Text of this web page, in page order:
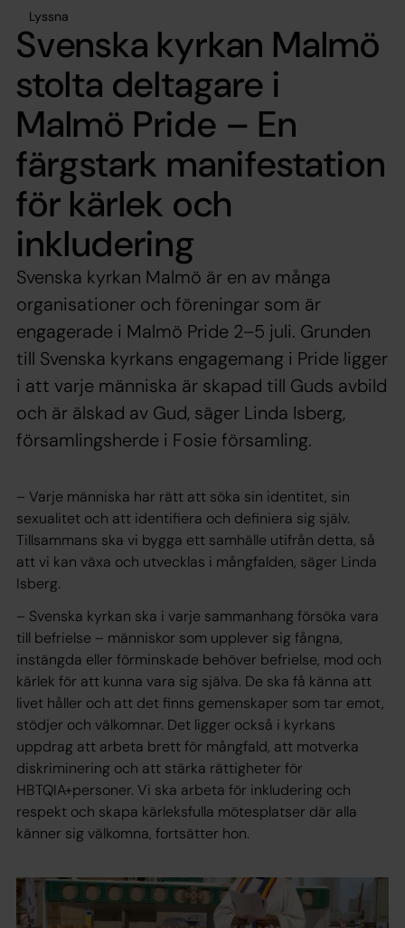
Lyssna
Svenska kyrkan Malmö
stolta deltagare i
Malmö Pride – En
färgstark manifestation
för kärlek och
inkludering
Svenska kyrkan Malmö är en av många
organisationer och föreningar som är
engagerade i Malmö Pride 2–5 juli. Grunden
till Svenska kyrkans engagemang i Pride ligger
i att varje människa är skapad till Guds avbild
och är älskad av Gud, säger Linda Isberg,
församlingsherde i Fosie församling.
– Varje människa har rätt att söka sin identitet, sin
sexualitet och att identifiera och definiera sig själv.
Tillsammans ska vi bygga ett samhälle utifrån detta, så
att vi kan växa och utvecklas i mångfalden, säger Linda
Isberg.
– Svenska kyrkan ska i varje sammanhang försöka vara
till befrielse – människor som upplever sig fångna,
instängda eller förminskade behöver befrielse, mod och
kärlek för att kunna vara sig själva. De ska få känna att
livet håller och att det finns gemenskaper som tar emot,
stödjer och välkomnar. Det ligger också i kyrkans
uppdrag att arbeta brett för mångfald, att motverka
diskriminering och att stärka rättigheter för
HBTQIA+personer. Vi ska arbeta för inkludering och
respekt och skapa kärleksfulla mötesplatser där alla
känner sig välkomna, fortsätter hon.